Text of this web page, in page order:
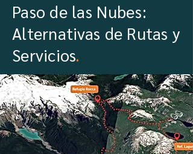
Paso de las Nubes:
Alternativas de Rutas y
Servicios.